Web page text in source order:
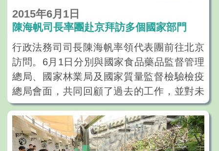
正在積極探討如何在國家“一帶一路”發展戰
略的框架下，抓住區域合作的新契機，更好
地把澳門建設為世界旅遊休閒中心，並進一
步發揮澳門作為中國與葡語國家經貿合作的
服務平台角色，為澳門的經濟多元發展注入
更多的動力。
2015年6月1日
陳海帆司長率團赴京拜訪多個國家部門
行政法務司司長陳海帆率領代表團前往北京
訪問。6月1日分別與國家食品藥品監督管理
總局、國家林業局及國家質量監督檢驗檢疫
總局會面，共同回顧了過去的工作，並對未
來如何加強溝通合作進行商討。